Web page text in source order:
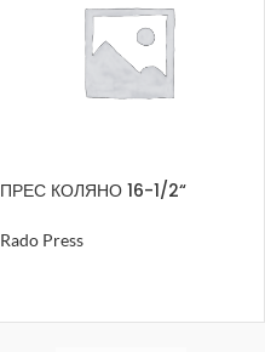
ПРЕС КОЛЯНО 16-1/2“
Rado Press